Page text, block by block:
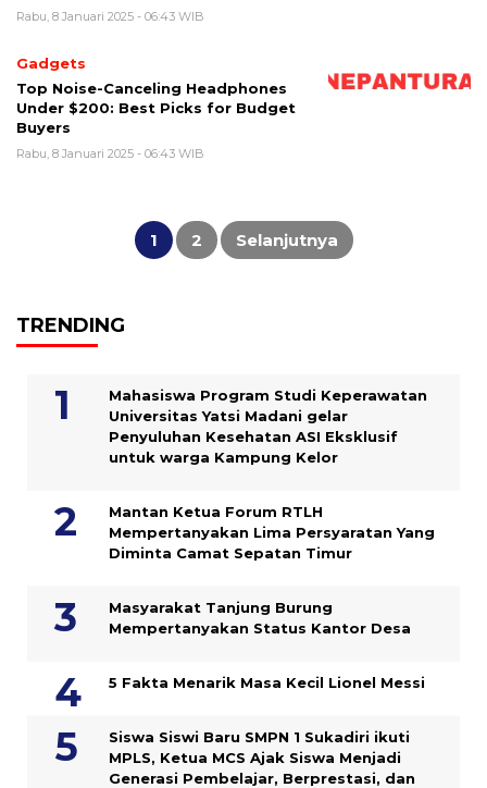
Rabu, 8 Januari 2025 - 06:43 WIB
Gadgets
Top Noise-Canceling Headphones
Under $200: Best Picks for Budget
Buyers
Rabu, 8 Januari 2025 - 06:43 WIB
1 2 Selanjutnya
TRENDING
Mahasiswa Program Studi Keperawatan
Universitas Yatsi Madani gelar
Penyuluhan Kesehatan ASI Eksklusif
untuk warga Kampung ‎Kelor
Mantan Ketua Forum RTLH
Mempertanyakan Lima Persyaratan Yang
Diminta Camat Sepatan Timur
Masyarakat Tanjung Burung
Mempertanyakan Status Kantor Desa
5 Fakta Menarik Masa Kecil Lionel Messi
Siswa Siswi Baru SMPN 1 Sukadiri ikuti
MPLS, Ketua MCS Ajak Siswa Menjadi
Generasi Pembelajar, Berprestasi, dan